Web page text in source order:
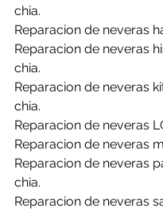
chia.
Reparacion de neveras
Reparacion de neveras
chia.
Reparacion de neveras
chia.
Reparacion de neveras
Reparacion de neveras
Reparacion de neveras
chia.
Reparacion de neveras